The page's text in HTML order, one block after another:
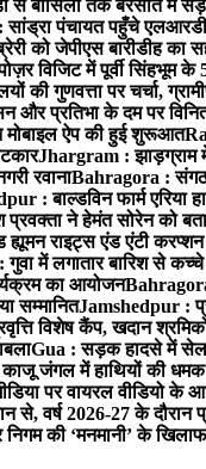
से बासिला तक बरसात में
सांड्रा पंचायत पहुँचे
को जेपीएस बारीडीह
विजिट में पूर्वी सिंहभूम के
की गुणवत्ता पर चर्चा,
प्रतिभा के दम पर विनित
मोबाइल ऐप की हुई शुरूआत
Jhargram : झाड़ग्राम
रवानाBahragora :
: बाल्डविन फार्म
ने हेमंत सोरेन को
राइट्स एंड एंटी
में लगातार बारिश से
का आयोजनBahragora
सम्मानितJamshedpur :
विशेष कैंप, खदान
Gua : सड़क हादसे में सेल
जंगल में हाथियों की धमक से
पर वायरल वीडियो के
वर्ष 2026-27 के दौरान
की ‘मनमानी’ के